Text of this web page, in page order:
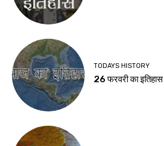
TODAYS HISTORY
26 फरवरी का इतिहास